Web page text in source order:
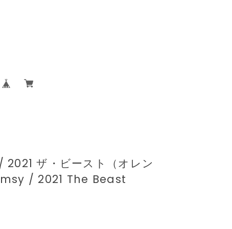
2021 ザ・ビースト（オレン
/ 2021 The Beast